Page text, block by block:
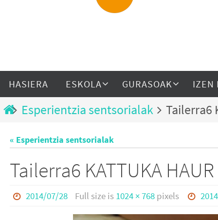
HASIERA ESKOLA GURASOAK IZEN
Esperientzia sentsorialak Tailerra6
« Esperientzia sentsorialak
Tailerra6 KATTUKA
2014/07/28 Full size is 1024 × 768pixels